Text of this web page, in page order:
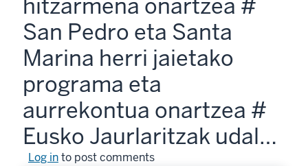
hitzarmena onartzea #
San Pedro eta Santa
Marina herri jaietako
programa eta
aurrekontua onartzea #
Eusko Jaurlaritzak udal…
Log into post comments